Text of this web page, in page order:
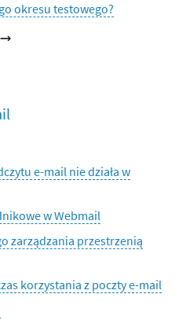
okresu testowego?
e-mail nie działa w
w Webmail
zarządzania przestrzenią
korzystania z poczty e-mail